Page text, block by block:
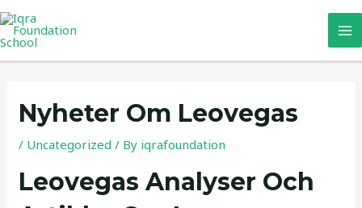
Skip
to
content
Nyheter Om Leovegas
/ Uncategorized / By iqrafoundation
Leovegas Analyser Och